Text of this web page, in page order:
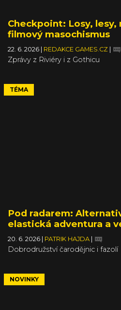
Checkpoint: Losy,
filmový masochismus
22. 6. 2026 REDAKCE GAMES.CZ
Zprávy z Riviéry i z Gothicu
TÉMA
Pod radarem:
elastická adventura a
20. 6. 2026 PATRIK HAJDA
Dobrodružství čarodějnic i fazolí
NOVINKY